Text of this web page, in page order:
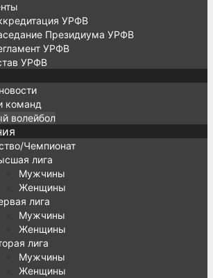
УРФВ
Президиума УРФВ
УРФВ
УРФВ
команд
волейбол
Чемпионат
лига
Мужчины
Женщины
лига
Мужчины
Женщины
лига
Мужчины
Женщины